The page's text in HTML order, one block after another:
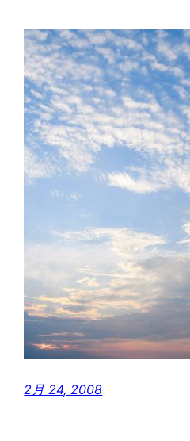
2月 24, 2008